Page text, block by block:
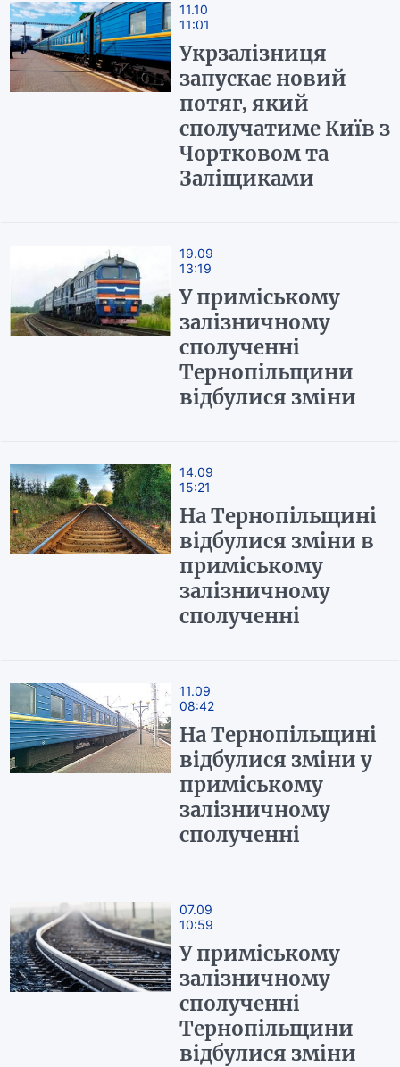
11.10
11:01
Укрзалізниця
запускає новий
потяг, який
сполучатиме Київ з
Чортковом та
Заліщиками
19.09
13:19
У приміському
залізничному
сполученні
Тернопільщини
відбулися зміни
14.09
15:21
На Тернопільщині
відбулися зміни в
приміському
залізничному
сполученні
11.09
08:42
На Тернопільщині
відбулися зміни у
приміському
залізничному
сполученні
07.09
10:59
У приміському
залізничному
сполученні
Тернопільщини
відбулися зміни